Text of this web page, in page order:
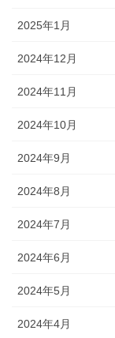
2025年1月
2024年12月
2024年11月
2024年10月
2024年9月
2024年8月
2024年7月
2024年6月
2024年5月
2024年4月